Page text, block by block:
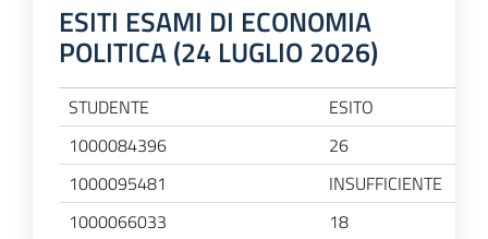
ESITI ESAMI DI ECONOMIA
POLITICA (24 LUGLIO 2026)
STUDENTE
ESITO
1000084396
26
1000095481
INSUFFICIENTE
1000066033
18